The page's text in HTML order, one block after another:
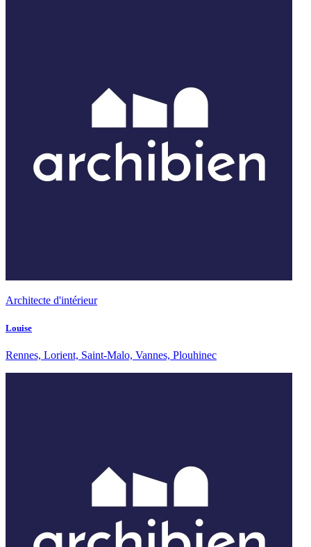
Architecte d'intérieur
Louise
Rennes, Lorient, Saint-Malo, Vannes, Plouhinec